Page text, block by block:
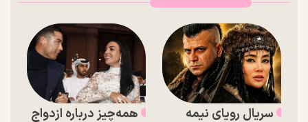
سریال رویای نیمه
همه‌چیز درباره ازدواج